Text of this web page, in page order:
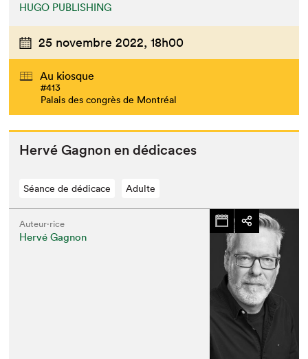
HUGO PUBLISHING
25 novembre 2022, 18h00
Au kiosque
#413
Palais des congrès de Montréal
Hervé Gagnon en dédicaces
Séance de dédicace Adulte
Auteur·rice
Hervé Gagnon